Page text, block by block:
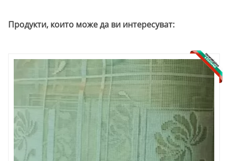
Продукти, които може да ви интересуват: